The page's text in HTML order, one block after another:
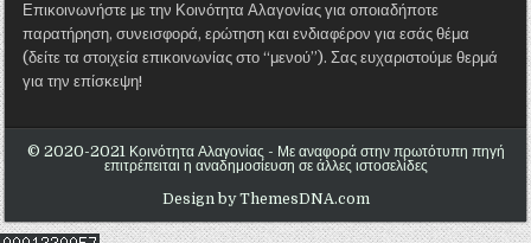
Επικοινωνήστε με την Κοινότητα Αλαγονίας για οποιαδήποτε
παρατήρηση, συνεισφορά, ερώτηση και ενδιαφέρον για εσάς θέμα
(δείτε τα στοιχεία επικοινωνίας στο “μενού”). Σας ευχαριστούμε θερμά
για την επίσκεψη!
© 2020-2021 Κοινότητα Αλαγονίας - Με αναφορά στην πρωτότυπη πηγή
επιτρέπειται η αναδημοσίευση σε άλλες ιστοσελίδες
Design by ThemesDNA.com